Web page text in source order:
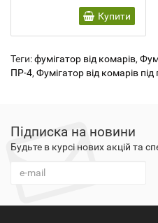
Купити
Теги:фумігатор від комарів,
ПР-4, Фумігатор від комарів
Підписка на новини
Будьте в курсі нових акцій та